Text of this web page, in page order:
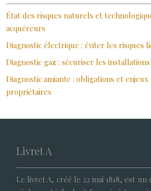
État des risques naturels et
acquéreurs
Diagnostic électrique : éviter les risques
Diagnostic gaz : sécuriser les
Diagnostic amiante : obligations et
propriétaires
Livret A
Le livret A, créé le 22 mai 1818, est